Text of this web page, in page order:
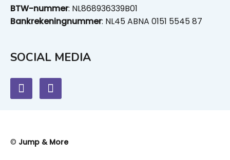
BTW-nummer: NL868936339B01
Bankrekeningnummer: NL45 ABNA 0151 5545 87
SOCIAL MEDIA
© Jump & More